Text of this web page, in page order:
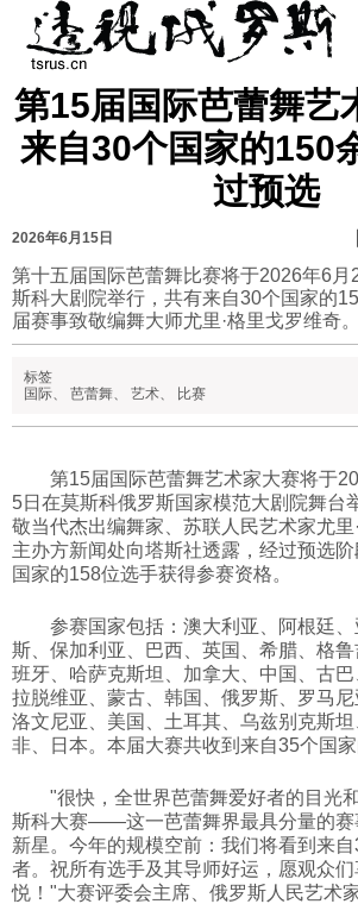
首页
时政
军事
空军
海军
军事合作
评论
经济
财经
商业
能源
农业
科技
社会
文化
文艺
教育
娱乐
历史
体育
图片新闻
高清图片
视频
图表
第15届国际芭蕾舞艺
来自30个国家的150
过预选
2026年6月15日
第十五届国际芭蕾舞比赛将于2026年6月
斯科大剧院举行，共有来自30个国家的
届赛事致敬编舞大师尤里·格里戈罗维奇。
标签
国际、 芭蕾舞、 艺术、 比赛
第15届国际芭蕾舞艺术家大赛将于
5日在莫斯科俄罗斯国家模范大剧院舞台
敬当代杰出编舞家、苏联人民艺术家尤
主办方新闻处向塔斯社透露，经过预选
国家的158位选手获得参赛资格。
参赛国家包括：澳大利亚、阿根廷
斯、保加利亚、巴西、英国、希腊、格
班牙、哈萨克斯坦、加拿大、中国、古巴
拉脱维亚、蒙古、韩国、俄罗斯、罗马
洛文尼亚、美国、土耳其、乌兹别克斯
非、日本。本届大赛共收到来自35个国家
"很快，全世界芭蕾舞爱好者的目光
斯科大赛——这一芭蕾舞界最具分量的赛
新星。今年的规模空前：我们将看到来
者。祝所有选手及其导师好运，愿观众
悦！"大赛评委会主席、俄罗斯人民艺术